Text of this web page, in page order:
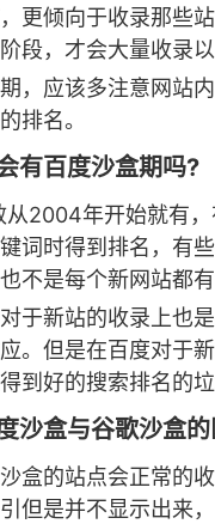
更倾向于收录那些
段，才会大量收录
，应该多注意网站
排名。
有百度沙盒期吗?
2004年开始就有
词时得到排名，有
不是每个新网站都有
于新站的收录上也
。但是在百度对于
到好的搜索排名的垃
沙盒与谷歌沙盒的
盒的站点会正常的
但是并不显示出来